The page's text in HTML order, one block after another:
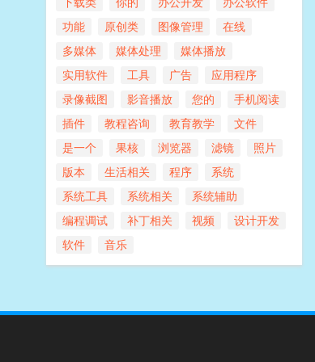
功能
原创类 图像管理
在线
多媒体
媒体处理
媒体播放
实用软件
工具 广告
应用程序
录像截图
影音播放 您的
手机阅读
插件
教程咨询 教育教学
文件
是一个
果核 浏览器 滤镜
照片
版本
生活相关 程序
系统
系统工具
系统相关
系统辅助
编程调试
补丁相关 视频
设计开发
软件
音乐